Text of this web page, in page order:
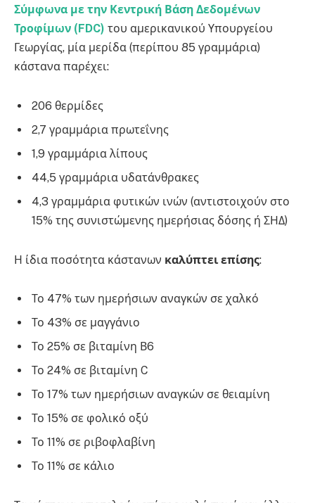
Σύμφωνα με την Κεντρική Βάση Δεδομένων
Τροφίμων (FDC) του αμερικανικού Υπουργείου
Γεωργίας, μία μερίδα (περίπου 85 γραμμάρια)
κάστανα παρέχει:
206 θερμίδες
2,7 γραμμάρια πρωτεΐνης
1,9 γραμμάρια λίπους
44,5 γραμμάρια υδατάνθρακες
4,3 γραμμάρια φυτικών ινών (αντιστοιχούν στο
15% της συνιστώμενης ημερήσιας δόσης ή ΣΗΔ)
Η ίδια ποσότητα κάστανων καλύπτει επίσης:
Το 47% των ημερήσιων αναγκών σε χαλκό
Το 43% σε μαγγάνιο
Το 25% σε βιταμίνη Β6
Το 24% σε βιταμίνη C
Το 17% των ημερήσιων αναγκών σε θειαμίνη
Το 15% σε φολικό οξύ
Το 11% σε ριβοφλαβίνη
Το 11% σε κάλιο